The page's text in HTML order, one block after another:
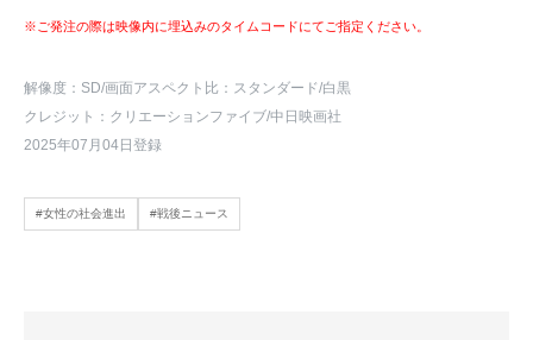
※ご発注の際は映像内に埋込みのタイムコードにてご指定ください。
解像度：SD/画面アスペクト比：スタンダード/白黒
クレジット：クリエーションファイブ/中日映画社
2025年07月04日登録
#女性の社会進出 #戦後ニュース